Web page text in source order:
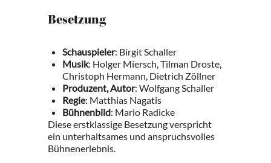
Besetzung
Schauspieler: Birgit Schaller
Musik: Holger Miersch, Tilman Droste,
Christoph Hermann, Dietrich Zöllner
Produzent, Autor: Wolfgang Schaller
Regie: Matthias Nagatis
Bühnenbild: Mario Radicke
Diese erstklassige Besetzung verspricht
ein unterhaltsames und anspruchsvolles
Bühnenerlebnis.